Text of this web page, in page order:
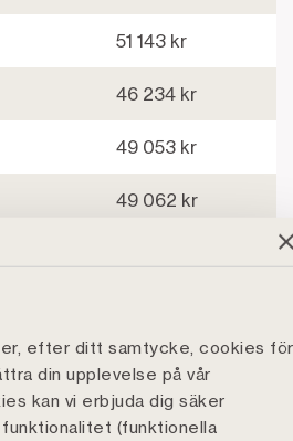
efter ditt samtycke, cookies för
din upplevelse på vår
kan vi erbjuda dig säker
(funktionella
51 143 kr
46 234 kr
49 053 kr
49 062 kr
del av inkomsten